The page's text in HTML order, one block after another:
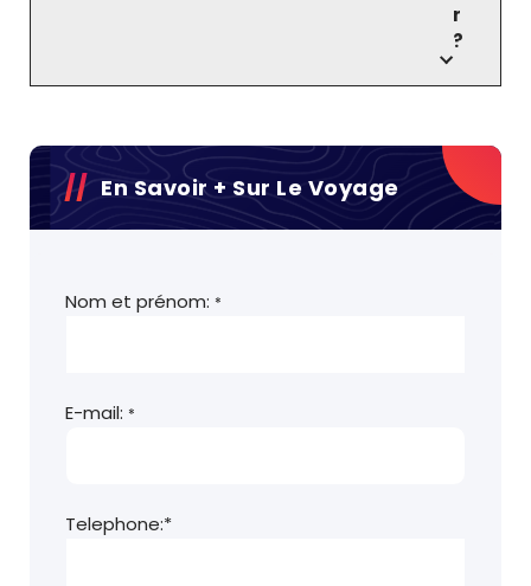
r
?
En Savoir + Sur Le Voyage
Nom et prénom: *
E-mail: *
Telephone:*